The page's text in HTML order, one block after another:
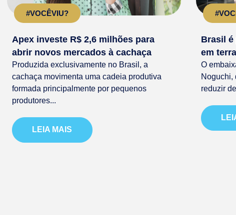
#VOCÊVIU?
Apex investe R$ 2,6 milhões para
abrir novos mercados à cachaça
Produzida exclusivamente no Brasil, a
cachaça movimenta uma cadeia produtiva
formada principalmente por pequenos
produtores...
LEIA MAIS
Brasil
em
O
Noguchi,
reduzir